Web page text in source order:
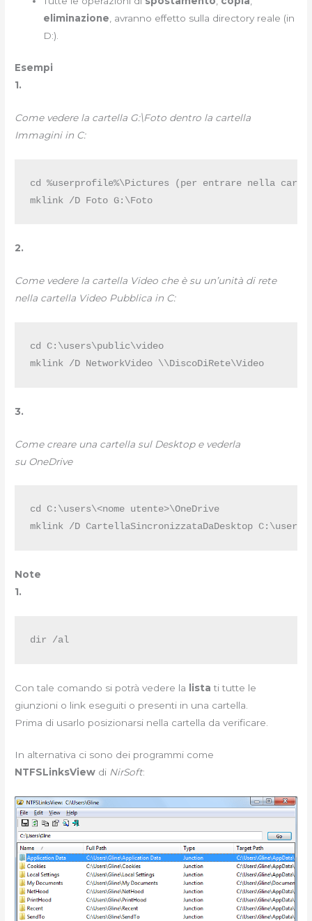
eliminazione, avranno effetto sulla directory reale (in
D:).
Esempi
1.
Come vedere la cartella G:\Foto dentro la cartella
Immagini in C:
cd %userprofile%\Pictures (per entrare nella
mklink /D Foto G:\Foto
2.
Come vedere la cartella Video che è su un’unità di rete
nella cartella Video Pubblica in C:
cd C:\users\public\video
mklink /D NetworkVideo \\DiscoDiRete\Video
3.
Come creare una cartella sul Desktop e vederla
su OneDrive
cd C:\users\<nome utente>\OneDrive
mklink /D CartellaSincronizzataDaDesktop
Note
1.
dir /al
Con tale comando si potrà vedere la lista ti tutte le
giunzioni o link eseguiti o presenti in una cartella.
Prima di usarlo posizionarsi nella cartella da verificare.
In alternativa ci sono dei programmi come
NTFSLinksView di NirSoft: